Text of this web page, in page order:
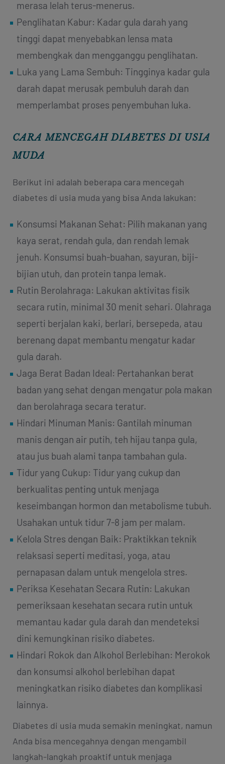
merasa lelah terus-menerus.
Penglihatan Kabur: Kadar gula darah yang
tinggi dapat menyebabkan lensa mata
membengkak dan mengganggu penglihatan.
Luka yang Lama Sembuh: Tingginya kadar gula
darah dapat merusak pembuluh darah dan
memperlambat proses penyembuhan luka.
CARA MENCEGAH DIABETES DI USIA
MUDA
Berikut ini adalah beberapa cara mencegah
diabetes di usia muda yang bisa Anda lakukan:
Konsumsi Makanan Sehat: Pilih makanan yang
kaya serat, rendah gula, dan rendah lemak
jenuh. Konsumsi buah-buahan, sayuran, biji-
bijian utuh, dan protein tanpa lemak.
Rutin Berolahraga: Lakukan aktivitas fisik
secara rutin, minimal 30 menit sehari. Olahraga
seperti berjalan kaki, berlari, bersepeda, atau
berenang dapat membantu mengatur kadar
gula darah.
Jaga Berat Badan Ideal: Pertahankan berat
badan yang sehat dengan mengatur pola makan
dan berolahraga secara teratur.
Hindari Minuman Manis: Gantilah minuman
manis dengan air putih, teh hijau tanpa gula,
atau jus buah alami tanpa tambahan gula.
Tidur yang Cukup: Tidur yang cukup dan
berkualitas penting untuk menjaga
keseimbangan hormon dan metabolisme tubuh.
Usahakan untuk tidur 7-8 jam per malam.
Kelola Stres dengan Baik: Praktikkan teknik
relaksasi seperti meditasi, yoga, atau
pernapasan dalam untuk mengelola stres.
Periksa Kesehatan Secara Rutin: Lakukan
pemeriksaan kesehatan secara rutin untuk
memantau kadar gula darah dan mendeteksi
dini kemungkinan risiko diabetes.
Hindari Rokok dan Alkohol Berlebihan: Merokok
dan konsumsi alkohol berlebihan dapat
meningkatkan risiko diabetes dan komplikasi
lainnya.
Diabetes di usia muda semakin meningkat, namun
Anda bisa mencegahnya dengan mengambil
langkah-langkah proaktif untuk menjaga